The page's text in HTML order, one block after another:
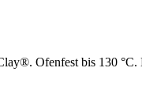
Ofenfest bis 130 °C.